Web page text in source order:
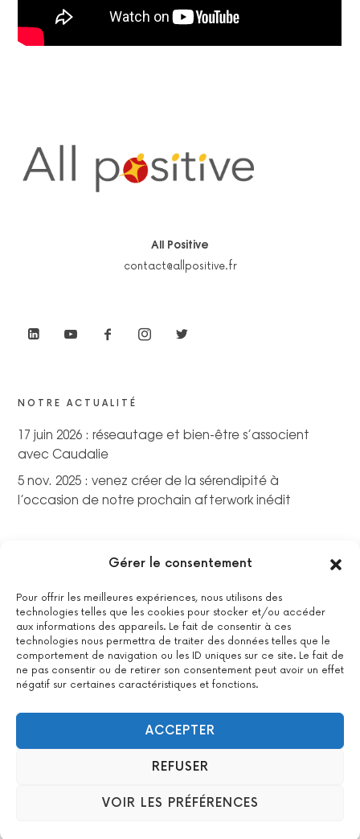
Gérer le consentement
Pour offrir les meilleures expériences, nous utilisons des
technologies telles que les cookies pour stocker et/ou accéder
aux informations des appareils. Le fait de consentir à ces
technologies nous permettra de traiter des données telles que le
comportement de navigation ou les ID uniques sur ce site. Le fait de
ne pas consentir ou de retirer son consentement peut avoir un effet
négatif sur certaines caractéristiques et fonctions.
ACCEPTER
REFUSER
VOIR LES PRÉFÉRENCES
All Positive
contact@allpositive.fr
NOTRE ACTUALITÉ
17 juin 2026 : réseautage et bien-être s’associent
avec Caudalie
5 nov. 2025 : venez créer de la sérendipité à
l’occasion de notre prochain afterwork inédit
La certification qualité a été délivrée au titre de la catégorie
suivante : actions de formations.Voir le certificat
2022 All Positive – Tous droits réservés –Contact